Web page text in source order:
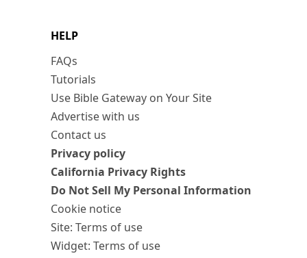
HELP
FAQs
Tutorials
Use Bible Gateway on Your Site
Advertise with us
Contact us
Privacy policy
California Privacy Rights
Do Not Sell My Personal Information
Cookie notice
Site: Terms of use
Widget: Terms of use